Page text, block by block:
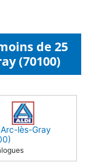
de 25
(70100)
lès-Gray